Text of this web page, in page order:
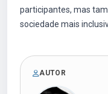
participantes, mas
sociedade mais
AUTOR